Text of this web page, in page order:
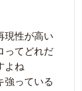
現性が高い
ってどれだ
よね
強っている